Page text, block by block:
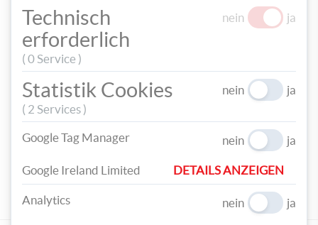
TEILEN
WEIHNACHTEN WEIHNACHTSDEKO CHRISTBAUMSCHMUCK
GESCHENK
Technisch
erforderlich
( 0 Service )
nein ja
Statistik Cookies
( 2 Services )
nein ja
Google Tag Manager nein ja
Google Ireland Limited DETAILS ANZEIGEN
Analytics nein ja